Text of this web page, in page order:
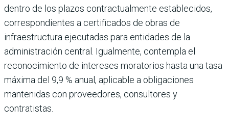
dentro de los plazos contractualmente establecidos,
correspondientes a certificados de obras de
infraestructura ejecutadas para entidades de la
administración central. Igualmente, contempla el
reconocimiento de intereses moratorios hasta una tasa
máxima del 9,9 % anual, aplicable a obligaciones
mantenidas con proveedores, consultores y
contratistas.